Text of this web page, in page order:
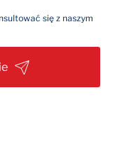
się z naszym